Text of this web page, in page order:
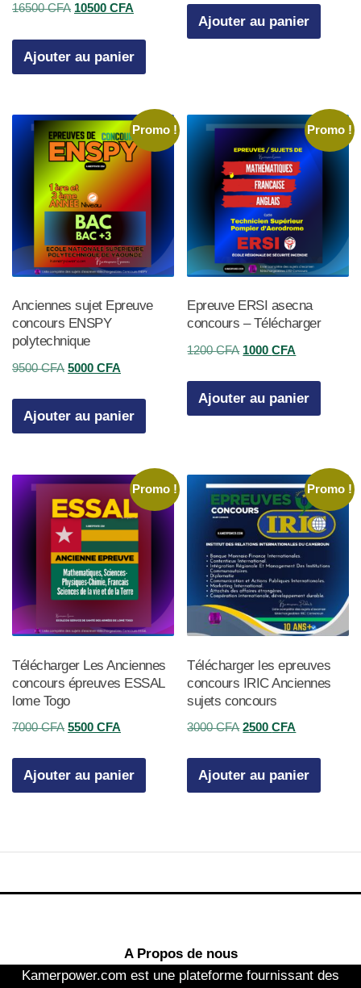
16500CFA Le
initial
était :
10500 CFA
actuel
est :
Ajouter au panier
initial
était :
actuel
est :
Ajouter au panier
Promo !
Anciennes sujet Epreuve
concours ENSPY
polytechnique
9500CFA Le
initial
était :
5000 CFA
actuel
est :
Ajouter au panier
Promo !
Epreuve ERSI asecna
concours – Télécharger
1200CFA Le
initial
était :
1000CFA
actuel
est :
Ajouter au panier
Promo !
Télécharger Les Anciennes
concours épreuves ESSAL
lome Togo
7000CFA Le
initial
était :
5500 CFA
actuel
est :
Ajouter au panier
Promo !
Télécharger les epreuves
concours IRIC Anciennes
sujets concours
3000CFA Le
initial
était :
2500CFA
actuel
est :
Ajouter au panier
A Propos de nous
Kamerpower.com est une plateforme fournissant des